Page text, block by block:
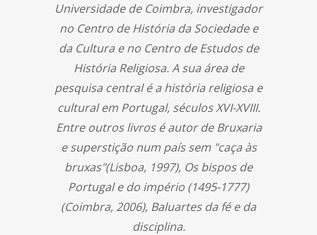
Universidade de Coimbra, investigador
no Centro de História da Sociedade e
da Cultura e no Centro de Estudos de
História Religiosa. A sua área de
pesquisa central é a história religiosa e
cultural em Portugal, séculos XVI-XVIII.
Entre outros livros é autor de Bruxaria
e superstição num país sem "caça às
bruxas"(Lisboa, 1997), Os bispos de
Portugal e do império (1495-1777)
(Coimbra, 2006), Baluartes da fé e da
disciplina.